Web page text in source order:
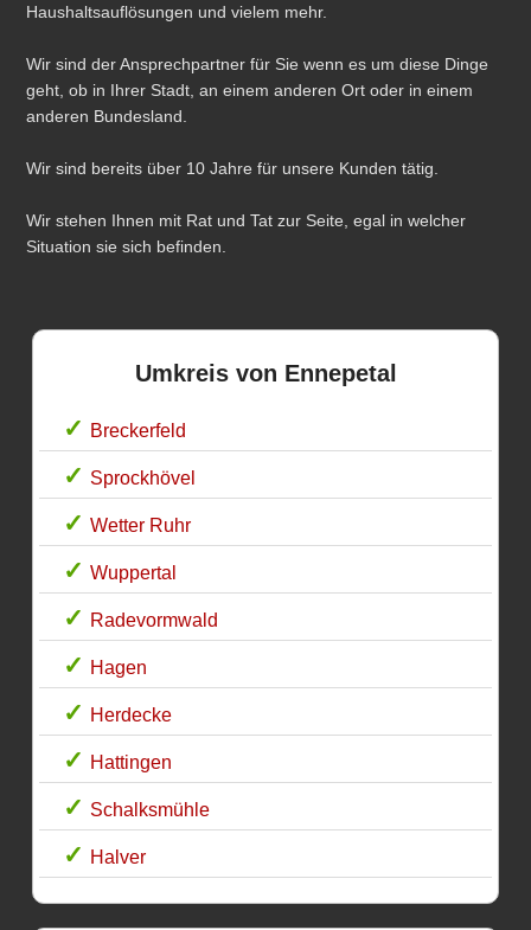
Haushaltsauflösungen und vielem mehr.
Wir sind der Ansprechpartner für Sie wenn es um diese Dinge
geht, ob in Ihrer Stadt, an einem anderen Ort oder in einem
anderen Bundesland.
Wir sind bereits über 10 Jahre für unsere Kunden tätig.
Wir stehen Ihnen mit Rat und Tat zur Seite, egal in welcher
Situation sie sich befinden.
Umkreis von Ennepetal
Breckerfeld
Sprockhövel
Wetter Ruhr
Wuppertal
Radevormwald
Hagen
Herdecke
Hattingen
Schalksmühle
Halver